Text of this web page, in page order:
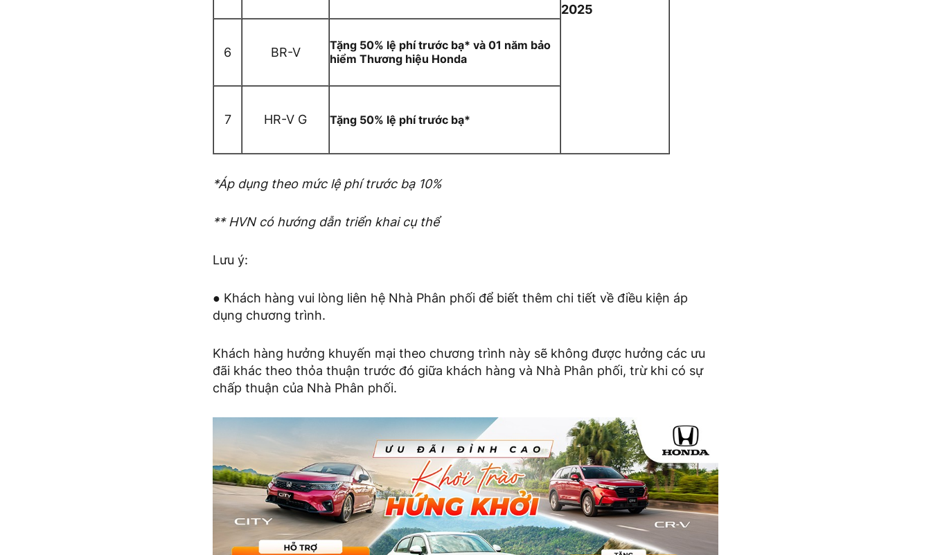
2025
6 BR-V
Tặng 50% lệ phí trước bạ* và 01 năm bảo
hiểm Thương hiệu Honda
7 HR-V G Tặng 50% lệ phí trước bạ*
*Áp dụng theo mức lệ phí trước bạ 10%
** HVN có hướng dẫn triển khai cụ thể
Lưu ý:
● Khách hàng vui lòng liên hệ Nhà Phân phối để biết thêm chi tiết về điều kiện áp
dụng chương trình.
Khách hàng hưởng khuyến mại theo chương trình này sẽ không được hưởng các ưu
đãi khác theo thỏa thuận trước đó giữa khách hàng và Nhà Phân phối, trừ khi có sự
chấp thuận của Nhà Phân phối.